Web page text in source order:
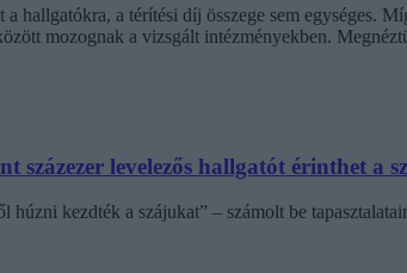
a térítési díj összege sem egységes.
mozognak a vizsgált intézményekben.
levelezős hallgatót érinthet a
kezdték a szájukat” – számolt be